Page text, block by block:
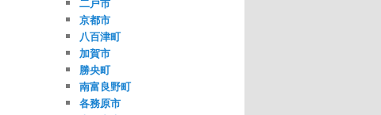
二戸市
京都市
八百津町
加賀市
勝央町
南富良野町
各務原市